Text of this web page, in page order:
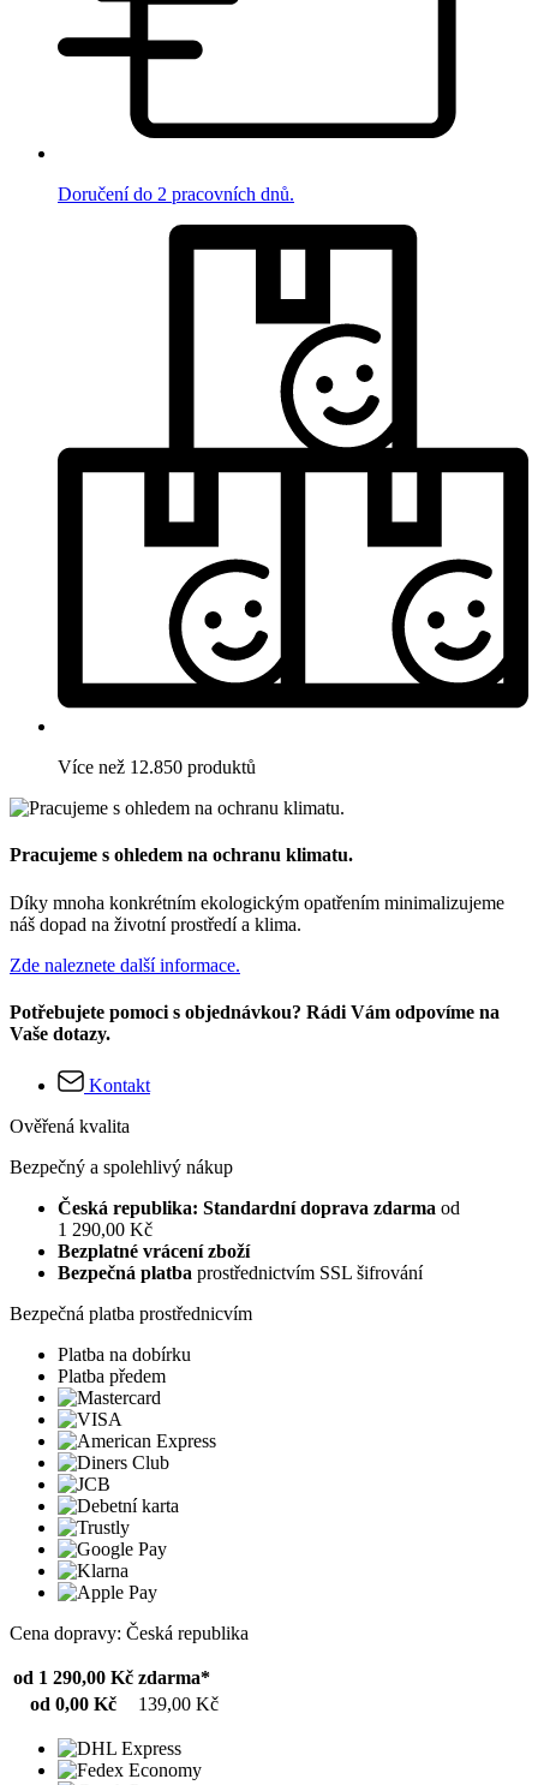
Doručení do 2 pracovních dnů.
Více než 12.850 produktů
Pracujeme s ohledem na ochranu klimatu.
Díky mnoha konkrétním ekologickým opatřením minimalizujeme
náš dopad na životní prostředí a klima.
Zde naleznete další informace.
Potřebujete pomoci s objednávkou? Rádi Vám odpovíme na
Vaše dotazy.
Kontakt
Ověřená kvalita
Bezpečný a spolehlivý nákup
Česká republika: Standardní doprava zdarma od
1 290,00 Kč
Bezplatné vrácení zboží
Bezpečná platba prostřednictvím SSL šifrování
Bezpečná platba prostřednicvím
Platba na dobírku
Platba předem
Cena dopravy: Česká republika
od 1 290,00 Kč zdarma*
od 0,00 Kč
139,00 Kč